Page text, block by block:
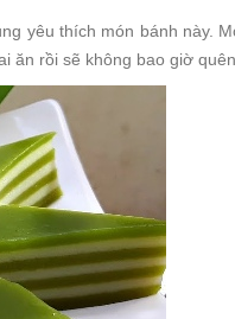
yêu thích món bánh này.
ăn rồi sẽ không bao giờ